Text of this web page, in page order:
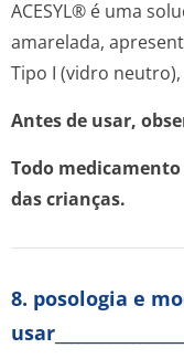
ACESYL® é uma
amarelada,
Tipo I (vidro
Antes de usar,
Todo
das crianças.
8. posologia e